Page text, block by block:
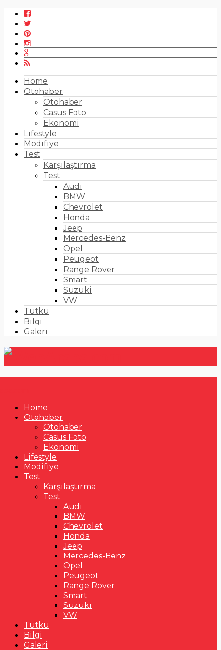
Home
Otohaber
Otohaber
Casus Foto
Ekonomi
Lifestyle
Modifiye
Test
Karşılaştırma
Test
Audi
BMW
Chevrolet
Honda
Jeep
Mercedes-Benz
Opel
Peugeot
Range Rover
Smart
Suzuki
VW
Tutku
Bilgi
Galeri
Home
Otohaber
Otohaber
Casus Foto
Ekonomi
Lifestyle
Modifiye
Test
Karşılaştırma
Test
Audi
BMW
Chevrolet
Honda
Jeep
Mercedes-Benz
Opel
Peugeot
Range Rover
Smart
Suzuki
VW
Tutku
Bilgi
Galeri